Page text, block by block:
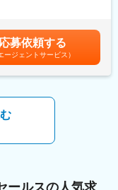
一に考えております。
他、本社部門へのキャ
動はございません）
受などの営業推進活動
性がございます。賃金
じて上下する可能性が
表記です。
応募依頼する
ージェントサービス）